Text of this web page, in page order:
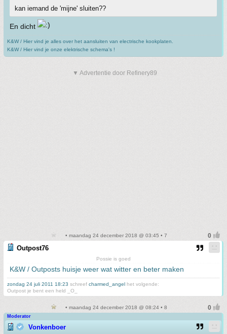
kan iemand de 'mijne' sluiten??
En dicht
K&W / Hier vind je alles over het aansluiten van electrische kookplaten.
K&W / Hier vind je onze elektrische schema's !
▼ Advertentie door Refinery89
• maandag 24 december 2018 @ 03:45 • 7
Outpost76
Possie is goed
K&W / Outposts huisje weer wat witter en beter maken
zondag 24 juli 2011 18:23 schreef charmed_angel het volgende:
Outpost je bent een held _O_
• maandag 24 december 2018 @ 08:24 • 8
Moderator
Vonkenboer